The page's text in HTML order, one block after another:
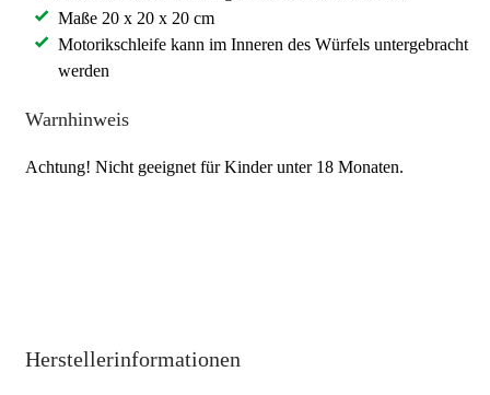
Maße 20 x 20 x 20 cm
Motorikschleife kann im Inneren des Würfels untergebracht
werden
Warnhinweis
Achtung! Nicht geeignet für Kinder unter 18 Monaten.
Herstellerinformationen